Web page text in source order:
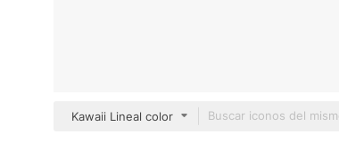
Kawaii Lineal color